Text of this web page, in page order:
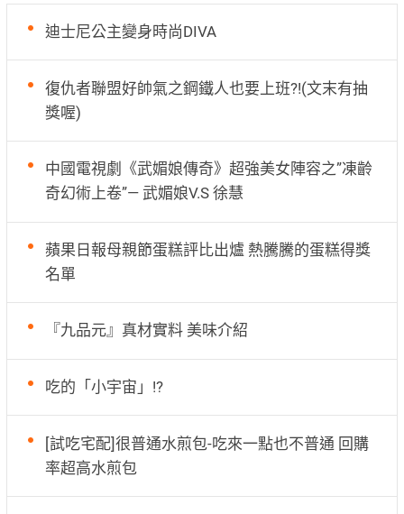
迪士尼公主變身時尚DIVA
復仇者聯盟好帥氣之鋼鐵人也要上班?!(文末有抽
獎喔)
中國電視劇《武媚娘傳奇》超強美女陣容之”凍齡
奇幻術上卷”— 武媚娘V.S 徐慧
蘋果日報母親節蛋糕評比出爐 熱騰騰的蛋糕得獎
名單
『九品元』真材實料 美味介紹
吃的「小宇宙」!?
[試吃宅配]很普通水煎包-吃來一點也不普通 回購
率超高水煎包